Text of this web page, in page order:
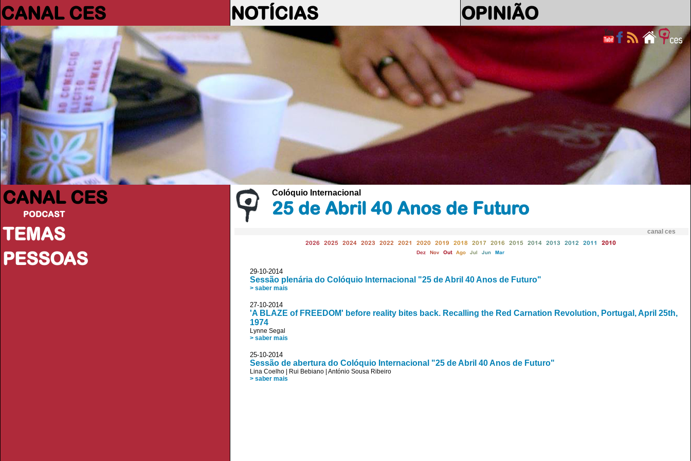
CANAL CES NOTÍCIAS OPINIÃO
CANAL CES
PODCAST
TEMAS
PESSOAS
Colóquio Internacional
25 de Abril 40 Anos de Futuro
canal ces
2026 2025 2024 2023 2022 2021 2020 2019 2018 2017 2016 2015 2014 2013 2012 2011 2010
Dez Nov Out Ago Jul Jun Mar
29-10-2014
Sessão plenária do Colóquio Internacional "25 de Abril 40 Anos de Futuro"
> saber mais
27-10-2014
'A BLAZE of FREEDOM' before reality bites back. Recalling the Red Carnation Revolution, Portugal, April 25th,
1974
Lynne Segal
> saber mais
25-10-2014
Sessão de abertura do Colóquio Internacional "25 de Abril 40 Anos de Futuro"
Lina Coelho Rui Bebiano António Sousa Ribeiro
> saber mais